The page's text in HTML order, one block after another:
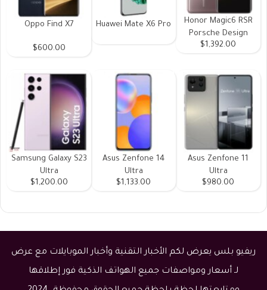
Honor Magic6 RSR
Porsche Design
$1,392.00
Huawei Mate X6 Pro
Oppo Find X7
$600.00
Asus Zenfone 11
Ultra
$980.00
Asus Zenfone 14
Ultra
$1,133.00
Samsung Galaxy S23
Ultra
$1,200.00
ريفيو بلس يعرض لكم الأخبار التقنية وأخبار الموبايلات مع عرض
لـ أسعار ومواصفات جميع الهواتف الذكية فور إطلاقها